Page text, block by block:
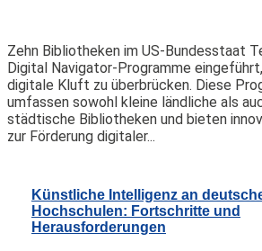
Zehn Bibliotheken im US-Bundesstaat
Digital Navigator-Programme
digitale Kluft zu überbrücken. Diese
umfassen sowohl kleine ländliche als
städtische Bibliotheken und bieten
zur Förderung digitaler...
Künstliche Intelligenz an
Hochschulen: Fortschritte und
Herausforderungen